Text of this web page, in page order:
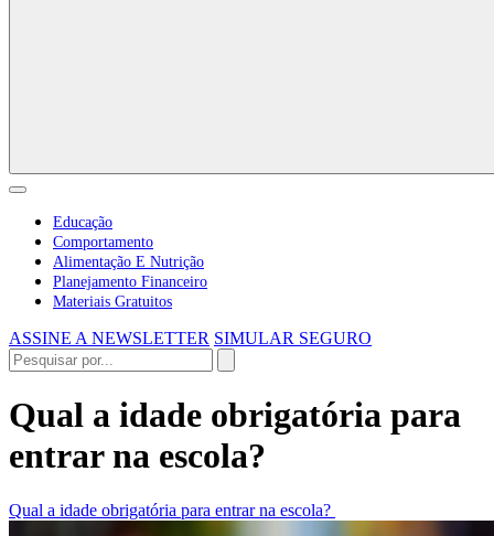
Educação
Comportamento
Alimentação E Nutrição
Planejamento Financeiro
Materiais Gratuitos
ASSINE A NEWSLETTER SIMULAR SEGURO
Qual a idade obrigatória para
entrar na escola?
Qual a idade obrigatória para entrar na escola?